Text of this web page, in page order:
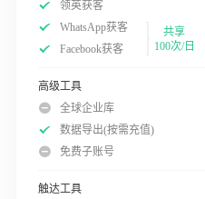
领英获客
WhatsApp获客
Facebook获客
共享
100次/日
高级工具
全球企业库
数据导出(按需充值)
免费子账号
触达工具